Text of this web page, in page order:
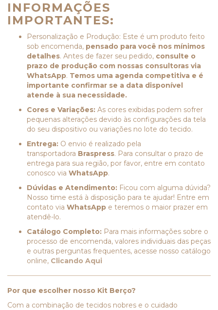
INFORMAÇÕES
IMPORTANTES:
Personalização e Produção: Este é um produto feito
sob encomenda, pensado para você nos mínimos
detalhes. Antes de fazer seu pedido, consulte o
prazo de produção com nossas consultoras via
WhatsApp. Temos uma agenda competitiva e é
importante confirmar se a data disponível
atende à sua necessidade.
Cores e Variações: As cores exibidas podem sofrer
pequenas alterações devido às configurações da tela
do seu dispositivo ou variações no lote do tecido.
Entrega: O envio é realizado pela
transportadora Braspress. Para consultar o prazo de
entrega para sua região, por favor, entre em contato
conosco via WhatsApp.
Dúvidas e Atendimento: Ficou com alguma dúvida?
Nosso time está à disposição para te ajudar! Entre em
contato via WhatsApp e teremos o maior prazer em
atendê-lo.
Catálogo Completo: Para mais informações sobre o
processo de encomenda, valores individuais das peças
e outras perguntas frequentes, acesse nosso catálogo
online, Clicando Aqui
Por que escolher nosso Kit Berço?
Com a combinação de tecidos nobres e o cuidado